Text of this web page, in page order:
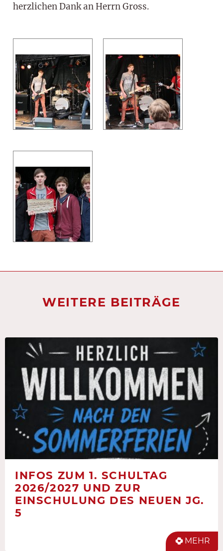
herzlichen Dank an Herrn Gross.
WEITERE BEITRÄGE
INFOS ZUM 1. SCHULTAG
2026/2027 UND ZUR
EINSCHULUNG DES NEUEN JG.
5
MEHR